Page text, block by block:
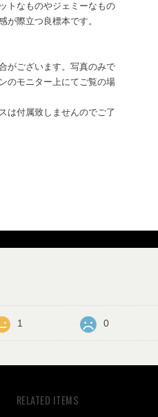
トなものやジェミーなもの
が際立つ良標本です。
がございます。写真のみで
のモニター上にてご覧の場
は付属致しませんのでご了
1 0
RELATED ITEMS